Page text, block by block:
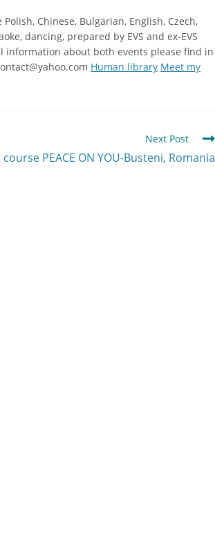
Chinese, Bulgarian, English, Czech,
dancing, prepared by EVS and ex-EVS
information about both events please find in
Human library Meet my
Next Post
PEACE ON YOU-Busteni, Romania